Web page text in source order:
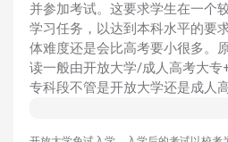
并参加考试。这要求学生在一个
学习任务，以达到本科水平的要
体难度还是会比高考要小很多。
读一般由开放大学/成人高考大专
专科段不管是开放大学还是成人